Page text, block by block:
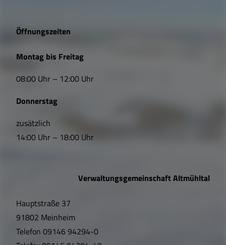
e
L
n
k
s
f
n
Öffnungszeiten
Montag bis Freitag
08:00 Uhr – 12:00 Uhr
Donnerstag
zusätzlich
14:00 Uhr – 18:00 Uhr
Verwaltungsgemeinschaft Altmühltal
Hauptstraße 37
91802 Meinheim
Telefon 09146 94294-0